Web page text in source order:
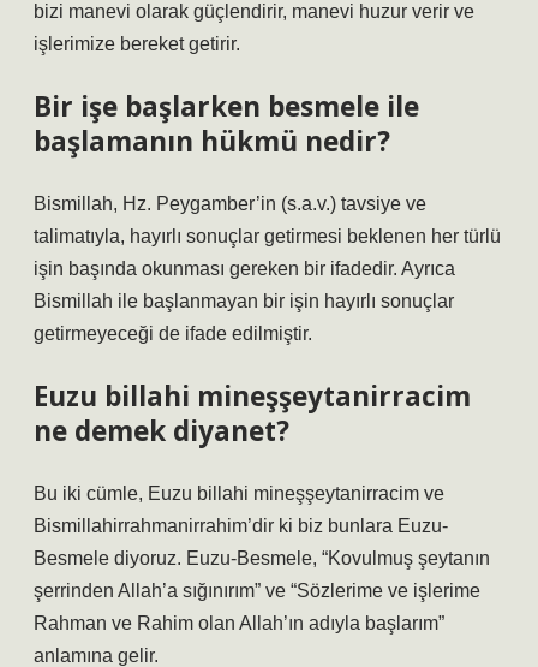
bizi manevi olarak güçlendirir, manevi huzur verir ve
işlerimize bereket getirir.
Bir işe başlarken besmele ile
başlamanın hükmü nedir?
Bismillah, Hz. Peygamber’in (s.a.v.) tavsiye ve
talimatıyla, hayırlı sonuçlar getirmesi beklenen her türlü
işin başında okunması gereken bir ifadedir. Ayrıca
Bismillah ile başlanmayan bir işin hayırlı sonuçlar
getirmeyeceği de ifade edilmiştir.
Euzu billahi mineşşeytanirracim
ne demek diyanet?
Bu iki cümle, Euzu billahi mineşşeytanirracim ve
Bismillahirrahmanirrahim’dir ki biz bunlara Euzu-
Besmele diyoruz. Euzu-Besmele, “Kovulmuş şeytanın
şerrinden Allah’a sığınırım” ve “Sözlerime ve işlerime
Rahman ve Rahim olan Allah’ın adıyla başlarım”
anlamına gelir.